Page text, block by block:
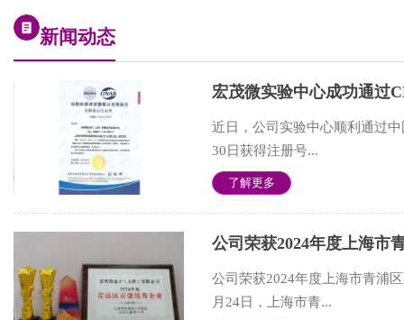
新闻动态
宏茂微实验中心成功通过
近日，公司实验中心顺利通过
30日获得注册号...
了解更多
公司荣获2024年度上海市青浦
月24日，上海市青...